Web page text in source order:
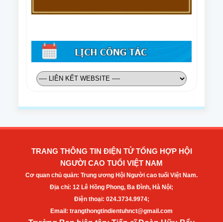
TRANG THÔNG TIN ĐIỆN TỬ TỔNG HỢP HỘI
NGƯỜI CAO TUỔI VIỆT NAM
Cơ quan chủ quản: Trung ương Hội Người cao tuổi Việt Nam.
Địa chỉ: 12 Lê Hồng Phong, Ba Đình, Hà Nội;
Điện thoại: 024.3734.9974;
Email: trangthongtindientuhnct@gmail.com